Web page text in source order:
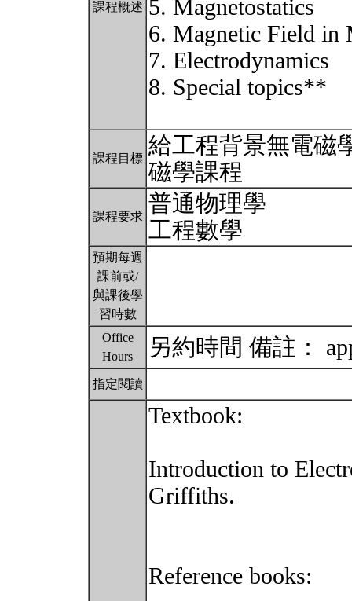
課程概述 5. Magnetostatics
6. Magnetic Field in
7. Electrodynamics
8. Special topics**
課程目標 給工程背景無電磁
磁學課程
課程要求 普通物理學
工程數學
預期每週
課前或/
與課後學
習時數
Office
Hours
另約時間 備註：
指定閱讀
Textbook:
Introduction to
Griffiths.
Reference books: